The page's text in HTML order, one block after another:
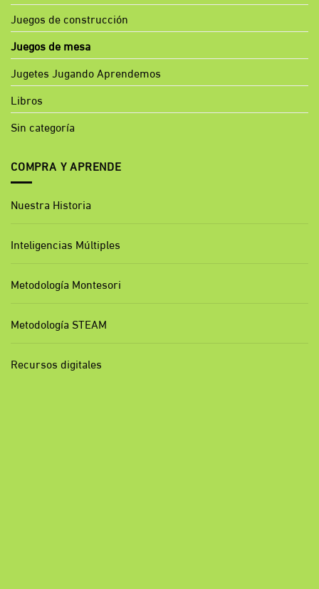
Juegos de construcción
Juegos de mesa
Jugetes Jugando Aprendemos
Libros
Sin categoría
COMPRA Y APRENDE
Nuestra Historia
Inteligencias Múltiples
Metodología Montesori
Metodología STEAM
Recursos digitales